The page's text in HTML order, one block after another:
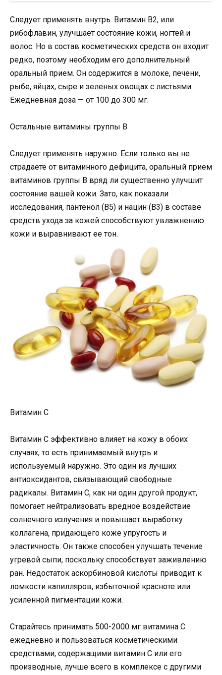
Следует применять внутрь. Витамин В2, или
рибофлавин, улучшает состояние кожи, ногтей и
волос. Но в состав косметических средств он входит
редко, поэтому необходим его дополнительный
оральный прием. Он содержится в молоке, печени,
рыбе, яйцах, сыре и зеленых овощах с листьями.
Ежедневная доза — от 100 до 300 мг.
Остальные витамины группы В
Следует применять наружно. Если только вы не
страдаете от витаминного дефицита, оральный прием
витаминов группы В вряд ли существенно улучшит
состояние вашей кожи. Зато, как показали
исследования, пантенол (В5) и нацин (В3) в составе
средств ухода за кожей способствуют увлажнению
кожи и выравнивают ее тон.
Витамин С
Витамин С эффективно влияет на кожу в обоих
случаях, то есть принимаемый внутрь и
используемый наружно. Это один из лучших
антиоксидантов, связывающий свободные
радикалы. Витамин С, как ни один другой продукт,
помогает нейтрализовать вредное воздействие
солнечного излучения и повышает выработку
коллагена, придающего коже упругость и
эластичность. Он также способен улучшать течение
угревой сыпи, поскольку способствует заживлению
ран. Недостаток аскорбиновой кислоты приводит к
ломкости капилляров, избыточной красноте или
усиленной пигментации кожи.
Старайтесь принимать 500-2000 мг витамина С
ежедневно и пользоваться косметическими
средствами, содержащими витамин С или его
производные, лучше всего в комплексе с другими